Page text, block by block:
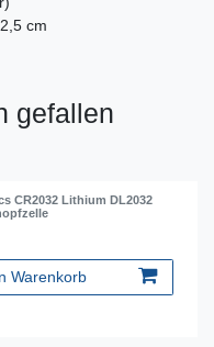
cm
gefallen
CR2032 Lithium DL2032
Warenkorb